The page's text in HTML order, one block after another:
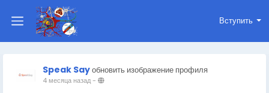
Вступить
Speak Sayобновить изображение профиля
4 месяца назад-